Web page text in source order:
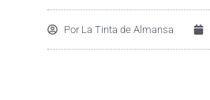
Por La Tinta de Almansa